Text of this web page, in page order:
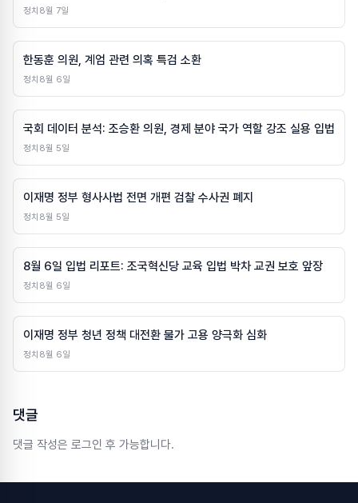
정치 8월 7일
한동훈 의원, 계엄 관련 의혹 특검 소환
정치 8월 6일
국회 데이터 분석: 조승환 의원, 경제 분야 국가 역할 강조 실용 입법
정치 8월 5일
이재명 정부 형사사법 전면 개편 검찰 수사권 폐지
정치 8월 5일
8월 6일 입법 리포트: 조국혁신당 교육 입법 박차 교권 보호 앞장
정치 8월 6일
이재명 정부 청년 정책 대전환 물가 고용 양극화 심화
정치 8월 6일
댓글
댓글 작성은 로그인 후 가능합니다.